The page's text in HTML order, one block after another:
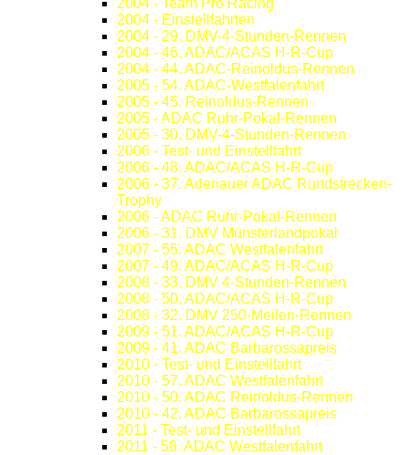
2004 - Einstellfahrten
2004 - 29. DMV-4-Stunden-Rennen
2004 - 46. ADAC/ACAS H-R-Cup
2004 - 44. ADAC-Reinoldus-Rennen
2005 - 54. ADAC-Westfalenfahrt
2005 - 45. Reinoldus-Rennen
2005 - ADAC Ruhr-Pokal-Rennen
2005 - 30. DMV-4-Stunden-Rennen
2006 - Test- und Einstellfahrt
2006 - 48. ADAC/ACAS H-R-Cup
2006 - 37. Adenauer ADAC Rundstrecken-
Trophy
2006 - ADAC Ruhr-Pokal-Rennen
2006 - 31. DMV Münsterlandpokal
2007 - 55. ADAC Westfalenfahrt
2007 - 49. ADAC/ACAS H-R-Cup
2008 - 33. DMV 4-Stunden-Rennen
2008 - 50. ADAC/ACAS H-R-Cup
2008 - 32. DMV 250-Meilen-Rennen
2009 - 51. ADAC/ACAS H-R-Cup
2009 - 41. ADAC Barbarossapreis
2010 - Test- und Einstellfahrt
2010 - 57. ADAC Westfalenfahrt
2010 - 50. ADAC Reinoldus-Rennen
2010 - 42. ADAC Barbarossapreis
2011 - Test- und Einstellfahrt
2011 - 58. ADAC Westfalenfahrt